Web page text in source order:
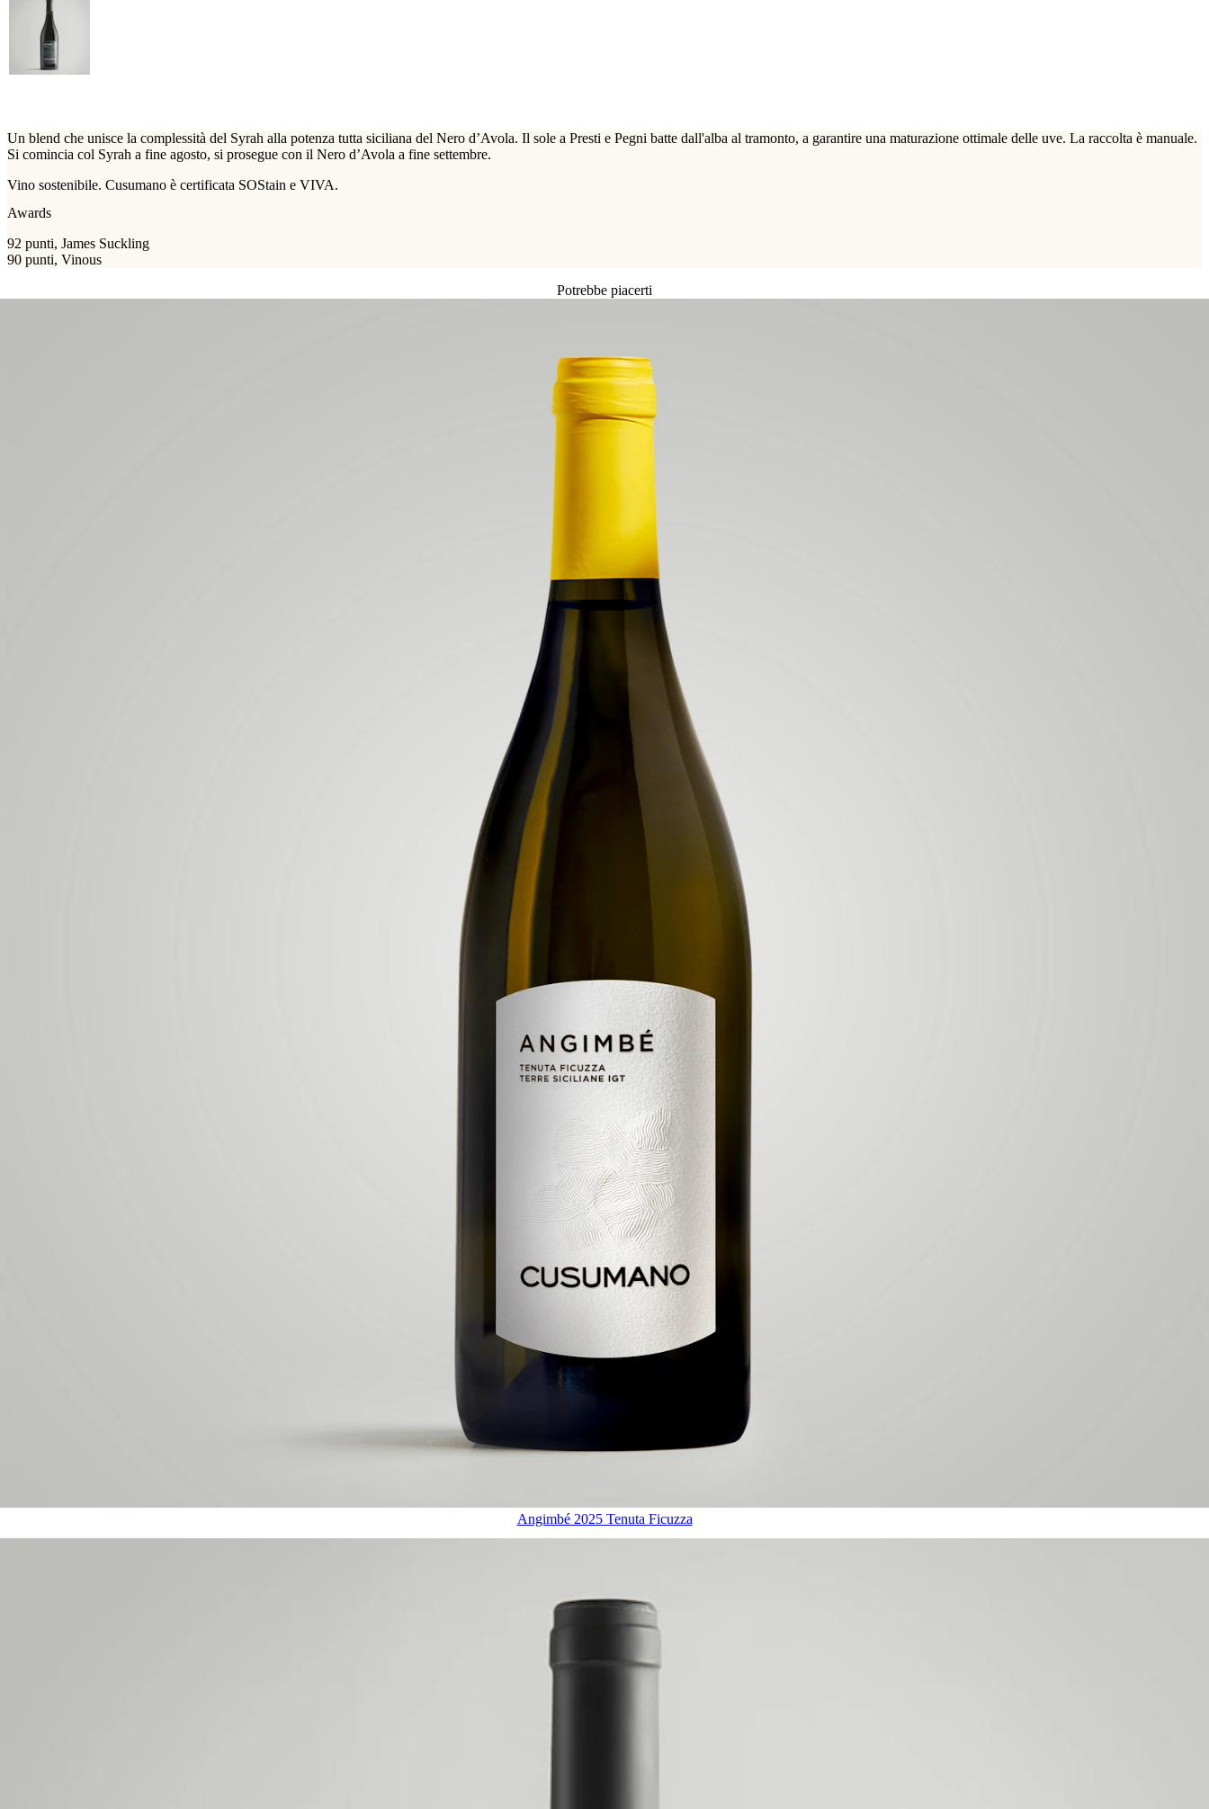
Un blend che unisce la complessità del Syrah alla potenza tutta siciliana del Nero d’Avola. Il sole a Presti e Pegni batte dall'alba al tramonto, a garantire una maturazione ottimale delle uve. La raccolta è manuale.
Si comincia col Syrah a fine agosto, si prosegue con il Nero d’Avola a fine settembre.
Vino sostenibile. Cusumano è certificata SOStain e VIVA.
Awards
92 punti, James Suckling
90 punti, Vinous
Potrebbe piacerti
Angimbé 2025 Tenuta Ficuzza